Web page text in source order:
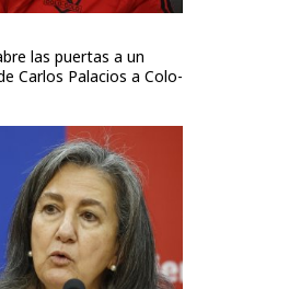
las puertas a un
Carlos Palacios a Colo-